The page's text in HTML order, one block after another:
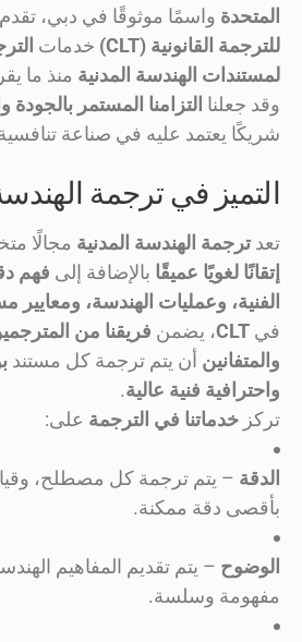
المتحدة واسمًا موثوقًا في دبي، تقدم
للترجمة القانونية (CLT)
خدمات
لمستندات الهندسة المدنية منذ ما
وقد جعلنا التزامنا المستمر بالجودة
شريكًا يعتمد عليه في صناعة
التميز في ترجمة
تعد ترجمة الهندسة المدنية مجالًا
إتقانًا لغويًا عميقًا بالإضافة إلى فهم
الفنية، وعمليات الهندسة، ومعايير
في CLT، يضمن فريقنا من
والمتفانين أن يتم ترجمة كل مستند
واحترافية فنية عالية.
تركز خدماتنا في الترجمة على:
الدقة – يتم ترجمة كل مصطلح،
بأقصى دقة ممكنة.
الوضوح – يتم تقديم المفاهيم
مفهومة وسلسة.